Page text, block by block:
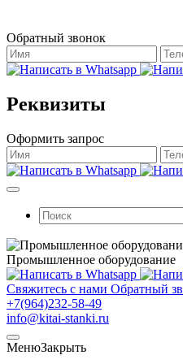
Обратный звонок
Реквизиты
Оформить запрос
Поиск:
Промышленное оборудование
Свяжитесь с нами Обратный
+7(964)232-58-49
info@kitai-stanki.ru
МенюЗакрыть